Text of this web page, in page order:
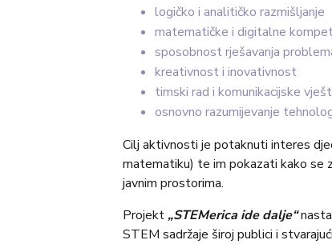
logičko i analitičko razmišljanje
matematičke i digitalne
sposobnost rješavanja
kreativnost i inovativnost
timski rad i komunikacijske
osnovno razumijevanje
Cilj aktivnosti je potaknuti interes
matematiku) te im pokazati kako se
javnim prostorima.
Projekt „STEMerica ide dalje“
STEM sadržaje široj publici i